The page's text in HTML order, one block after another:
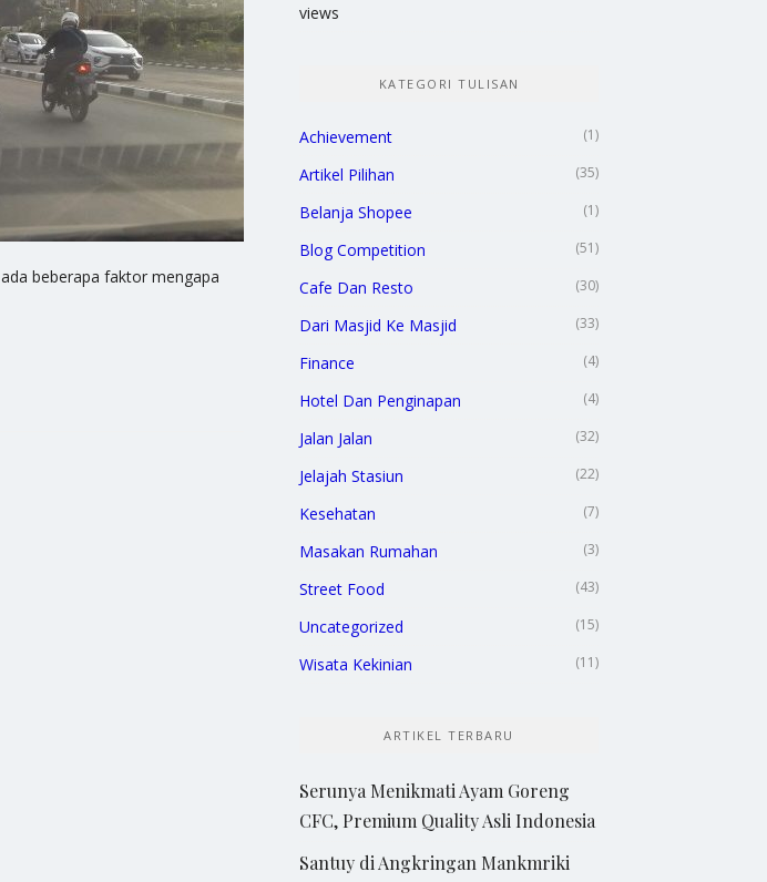
beberapa faktor mengapa
views
KATEGORI TULISAN
Achievement (1)
Artikel Pilihan (35)
Belanja Shopee (1)
Blog Competition (51)
Cafe Dan Resto (30)
Dari Masjid Ke Masjid (33)
Finance (4)
Hotel Dan Penginapan (4)
Jalan Jalan (32)
Jelajah Stasiun (22)
Kesehatan (7)
Masakan Rumahan (3)
Street Food (43)
Uncategorized (15)
Wisata Kekinian (11)
ARTIKEL TERBARU
Serunya Menikmati Ayam Goreng
CFC, Premium Quality Asli Indonesia
Santuy di Angkringan Mankmriki